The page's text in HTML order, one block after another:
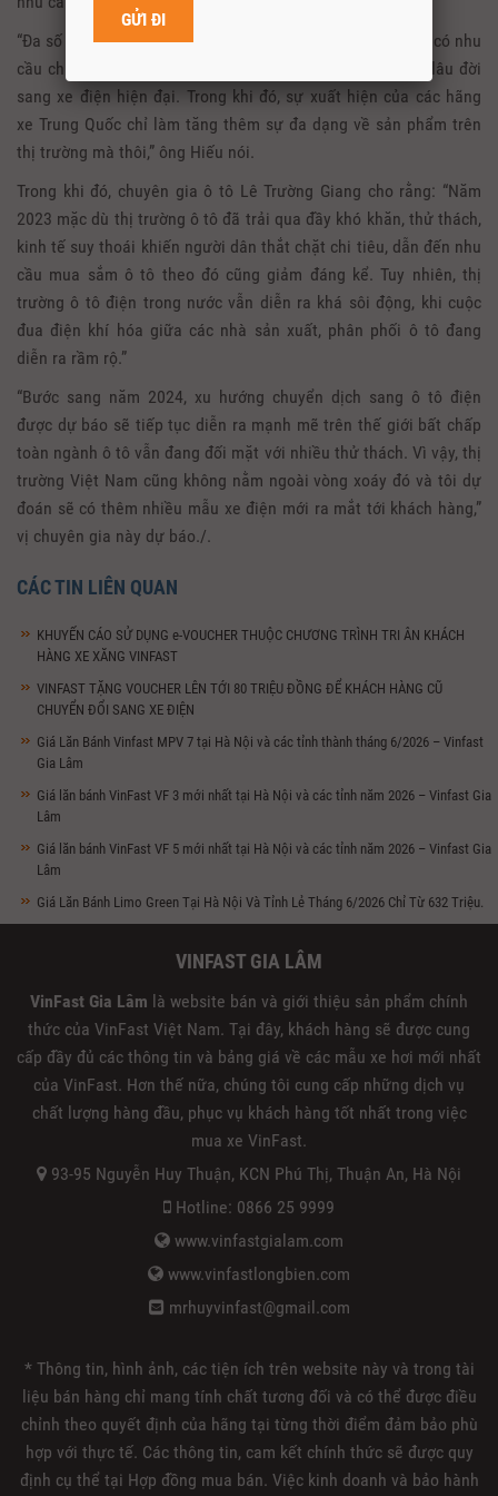
“Đa số nhóm đối tượng của VinFast là những khách hàng có nhu
cầu chuyển đổi phương tiện từ các thương hiệu xe xăng lâu đời
sang xe điện hiện đại. Trong khi đó, sự xuất hiện của các hãng
xe Trung Quốc chỉ làm tăng thêm sự đa dạng về sản phẩm trên
thị trường mà thôi,” ông Hiếu nói.
Trong khi đó, chuyên gia ô tô Lê Trường Giang cho rằng: “Năm
2023 mặc dù thị trường ô tô đã trải qua đầy khó khăn, thử thách,
kinh tế suy thoái khiến người dân thắt chặt chi tiêu, dẫn đến nhu
cầu mua sắm ô tô theo đó cũng giảm đáng kể. Tuy nhiên, thị
trường ô tô điện trong nước vẫn diễn ra khá sôi động, khi cuộc
đua điện khí hóa giữa các nhà sản xuất, phân phối ô tô đang
diễn ra rầm rộ.”
“Bước sang năm 2024, xu hướng chuyển dịch sang ô tô điện
được dự báo sẽ tiếp tục diễn ra mạnh mẽ trên thế giới bất chấp
toàn ngành ô tô vẫn đang đối mặt với nhiều thử thách. Vì vậy, thị
trường Việt Nam cũng không nằm ngoài vòng xoáy đó và tôi dự
đoán sẽ có thêm nhiều mẫu xe điện mới ra mắt tới khách hàng,”
vị chuyên gia này dự báo./.
CÁC TIN LIÊN QUAN
KHUYẾN CÁO SỬ DỤNG e-VOUCHER THUỘC CHƯƠNG TRÌNH TRI ÂN KHÁCH
HÀNG XE XĂNG VINFAST
VINFAST TẶNG VOUCHER LÊN TỚI 80 TRIỆU ĐỒNG ĐỂ KHÁCH HÀNG CŨ
CHUYỂN ĐỔI SANG XE ĐIỆN
Giá Lăn Bánh Vinfast MPV 7 tại Hà Nội và các tỉnh thành tháng 6/2026 – Vinfast
Gia Lâm
Giá lăn bánh VinFast VF 3 mới nhất tại Hà Nội và các tỉnh năm 2026 – Vinfast Gia
Lâm
Giá lăn bánh VinFast VF 5 mới nhất tại Hà Nội và các tỉnh năm 2026 – Vinfast Gia
Lâm
Giá Lăn Bánh Limo Green Tại Hà Nội Và Tỉnh Lẻ Tháng 6/2026 Chỉ Từ 632 Triệu.
VINFAST GIA LÂM
VinFast Gia Lâm là website bán và giới thiệu sản phẩm chính
thức của VinFast Việt Nam. Tại đây, khách hàng sẽ được cung
cấp đầy đủ các thông tin và bảng giá về các mẫu xe hơi mới nhất
của VinFast. Hơn thế nữa, chúng tôi cung cấp những dịch vụ
chất lượng hàng đầu, phục vụ khách hàng tốt nhất trong việc
mua xe VinFast.
93-95 Nguyễn Huy Thuận, KCN Phú Thị, Thuận An, Hà Nội
Hotline: 0866 25 9999
www.vinfastgialam.com
www.vinfastlongbien.com
mrhuyvinfast@gmail.com
* Thông tin, hình ảnh, các tiện ích trên website này và trong tài
liệu bán hàng chỉ mang tính chất tương đối và có thể được điều
chỉnh theo quyết định của hãng tại từng thời điểm đảm bảo phù
hợp với thực tế. Các thông tin, cam kết chính thức sẽ được quy
định cụ thể tại Hợp đồng mua bán. Việc kinh doanh và bảo hành